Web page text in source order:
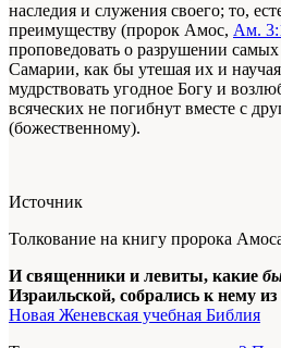
наследия и служения своего; то,
преимуществу (пророк Амос, Ам.
проповедовать о разрушении
Самарии, как бы утешая их и
мудрствовать угодное Богу и
всяческих не погибнут вместе с
(божественному).
Источник
Толкование на книгу пророка
И священники и левиты, какие
Израильской, собрались к нему из
Новая Женевская учебная Библия